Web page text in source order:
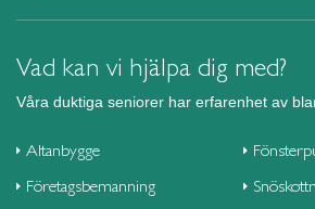
Vad kan vi hjälpa dig med?
Våra duktiga seniorer har erfarenhet av
Altanbygge
Företagsbemanning